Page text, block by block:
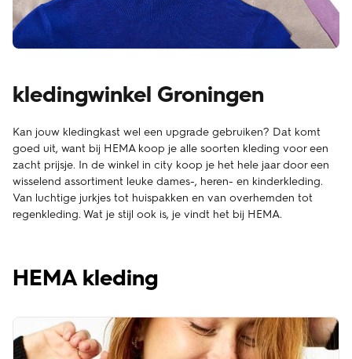
kledingwinkel Groningen
Kan jouw kledingkast wel een upgrade gebruiken? Dat komt
goed uit, want bij HEMA koop je alle soorten kleding voor een
zacht prijsje. In de winkel in city koop je het hele jaar door een
wisselend assortiment leuke dames-, heren- en kinderkleding.
Van luchtige jurkjes tot huispakken en van overhemden tot
regenkleding. Wat je stijl ook is, je vindt het bij HEMA.
HEMA kleding